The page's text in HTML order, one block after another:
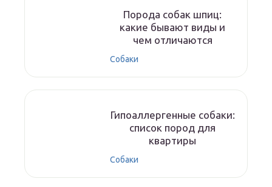
Порода собак шпиц:
какие бывают виды и
чем отличаются
Собаки
Гипоаллергенные собаки:
список пород для
квартиры
Собаки